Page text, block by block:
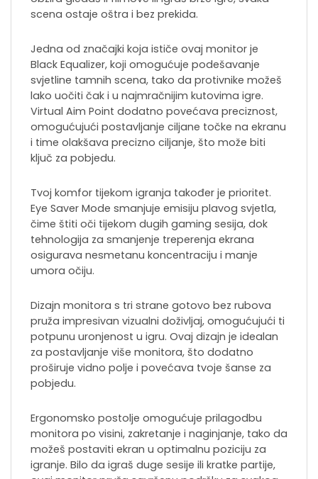
scena ostaje oštra i bez prekida.
Jedna od značajki koja ističe ovaj monitor je
Black Equalizer, koji omogućuje podešavanje
svjetline tamnih scena, tako da protivnike možeš
lako uočiti čak i u najmračnijim kutovima igre.
Virtual Aim Point dodatno povećava preciznost,
omogućujući postavljanje ciljane točke na ekranu
i time olakšava precizno ciljanje, što može biti
ključ za pobjedu.
Tvoj komfor tijekom igranja također je prioritet.
Eye Saver Mode smanjuje emisiju plavog svjetla,
čime štiti oči tijekom dugih gaming sesija, dok
tehnologija za smanjenje treperenja ekrana
osigurava nesmetanu koncentraciju i manje
umora očiju.
Dizajn monitora s tri strane gotovo bez rubova
pruža impresivan vizualni doživljaj, omogućujući ti
potpunu uronjenost u igru. Ovaj dizajn je idealan
za postavljanje više monitora, što dodatno
proširuje vidno polje i povećava tvoje šanse za
pobjedu.
Ergonomsko postolje omogućuje prilagodbu
monitora po visini, zakretanje i naginjanje, tako da
možeš postaviti ekran u optimalnu poziciju za
igranje. Bilo da igraš duge sesije ili kratke partije,